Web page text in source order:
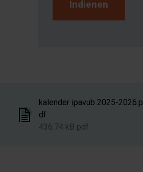
kalender ipavub 2025-2026.p
df
436.74 kB pdf